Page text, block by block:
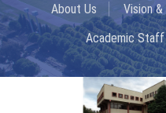
About Us Vision
Academic Staff